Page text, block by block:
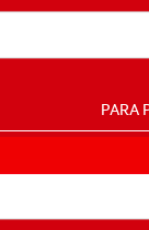
PARA